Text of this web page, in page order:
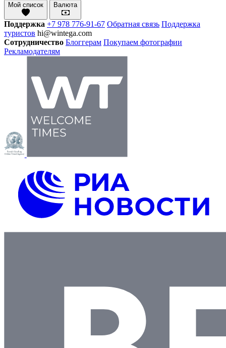
Мой список Валюта
Поддержка +7 978 776-91-67 Обратная связь Поддержка
туристов hi@wintega.com
Сотрудничество Блоггерам Покупаем фотографии
Рекламодателям